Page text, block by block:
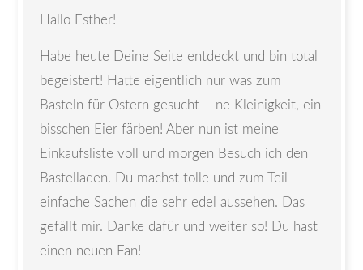
Hallo Esther!
Habe heute Deine Seite entdeckt und bin total
begeistert! Hatte eigentlich nur was zum
Basteln für Ostern gesucht – ne Kleinigkeit, ein
bisschen Eier färben! Aber nun ist meine
Einkaufsliste voll und morgen Besuch ich den
Bastelladen. Du machst tolle und zum Teil
einfache Sachen die sehr edel aussehen. Das
gefällt mir. Danke dafür und weiter so! Du hast
einen neuen Fan!